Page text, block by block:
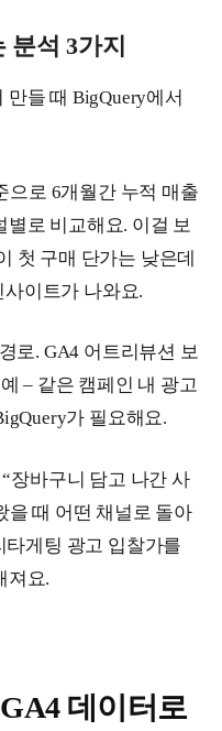
석 3가지
들 때 BigQuery에서
으로 6개월간 누적 매출
로 비교해요. 이걸 보
첫 구매 단가는 낮은데
사이트가 나와요.
로. GA4 어트리뷰션 보
– 같은 캠페인 내 광고
가 필요해요.
장바구니 담고 나간 사
을 때 어떤 채널로 돌아
타게팅 광고 입찰가를
져요.
데이터로